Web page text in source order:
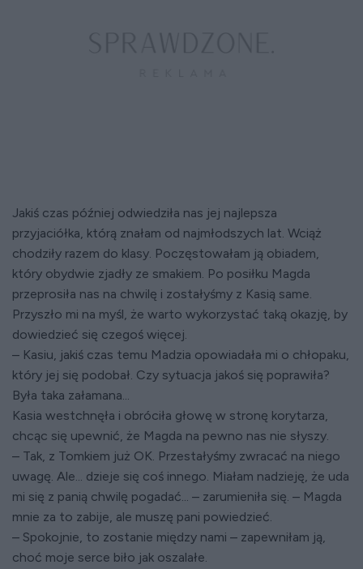
Jakiś czas później odwiedziła nas jej najlepsza
przyjaciółka, którą znałam od najmłodszych lat. Wciąż
chodziły razem do klasy. Poczęstowałam ją obiadem,
który obydwie zjadły ze smakiem. Po posiłku Magda
przeprosiła nas na chwilę i zostałyśmy z Kasią same.
Przyszło mi na myśl, że warto wykorzystać taką okazję, by
dowiedzieć się czegoś więcej.
– Kasiu, jakiś czas temu Madzia opowiadała mi o chłopaku,
który jej się podobał. Czy sytuacja jakoś się poprawiła?
Była taka załamana...
Kasia westchnęła i obróciła głowę w stronę korytarza,
chcąc się upewnić, że Magda na pewno nas nie słyszy.
– Tak, z Tomkiem już OK. Przestałyśmy zwracać na niego
uwagę. Ale... dzieje się coś innego. Miałam nadzieję, że uda
mi się z panią chwilę pogadać... – zarumieniła się. – Magda
mnie za to zabije, ale muszę pani powiedzieć.
– Spokojnie, to zostanie między nami – zapewniłam ją,
choć moje serce biło jak oszalałe.